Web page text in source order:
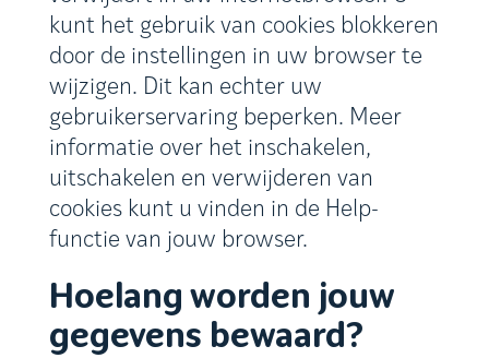
kunt het gebruik van cookies blokkeren
door de instellingen in uw browser te
wijzigen. Dit kan echter uw
gebruikerservaring beperken. Meer
informatie over het inschakelen,
uitschakelen en verwijderen van
cookies kunt u vinden in de Help-
functie van jouw browser.
Hoelang worden jouw
gegevens bewaard?